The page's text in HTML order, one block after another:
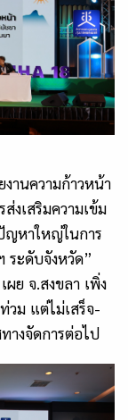
งานความก้าวหน้า
งเสริมความเข้ม
ญหาใหญ่ในการ
ระดับจังหวัด”
ผย จ.สงขลา เพิ่ง
วม แต่ไม่เสร็จ-
างจัดการต่อไป